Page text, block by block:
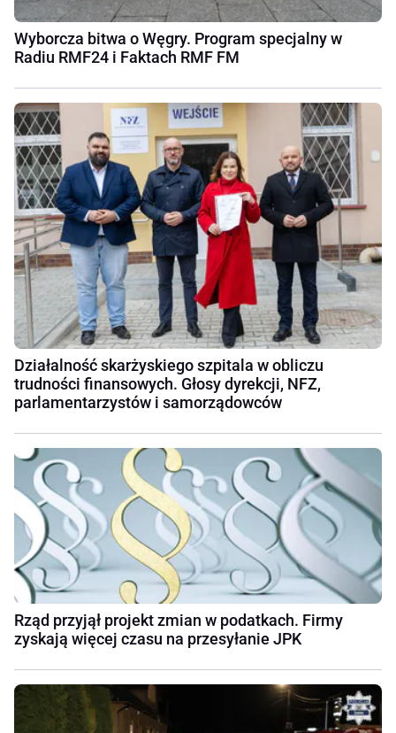
Wyborcza bitwa o Węgry. Program specjalny w
Radiu RMF24 i Faktach RMF FM
Działalność skarżyskiego szpitala w obliczu
trudności finansowych. Głosy dyrekcji, NFZ,
parlamentarzystów i samorządowców
Rząd przyjął projekt zmian w podatkach. Firmy
zyskają więcej czasu na przesyłanie JPK